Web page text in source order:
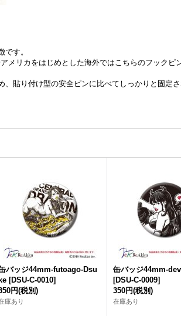
す。
メリカをはじめとした海外ではこちらのフックピ
貼り付け型の安全ピンに比べてしっかりと固定
バッジ44mm-futoago-Dsu
ke [DSU-C-0010]
円(税別)
庫あり
缶バッジ44mm-
[DSU-C-0009]
350円(税別)
在庫あり